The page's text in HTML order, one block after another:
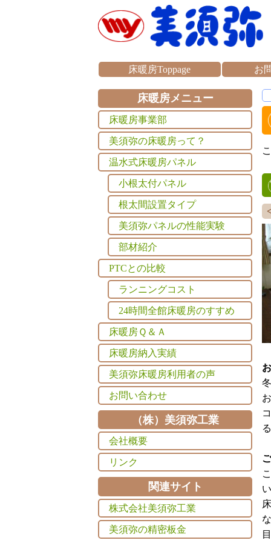
床暖房Toppage お
床暖房メニュー
床暖房事業部
美須弥の床暖房って？
温水式床暖房パネル
小根太付パネル
根太間設置タイプ
美須弥パネルの性能実験
部材紹介
PTCとの比較
ランニングコスト
24時間全館床暖房のすすめ
床暖房Ｑ＆Ａ
床暖房納入実績
美須弥床暖房利用者の声
お問い合わせ
（株）美須弥工業
会社概要
リンク
関連サイト
株式会社美須弥工業
美須弥の精密板金